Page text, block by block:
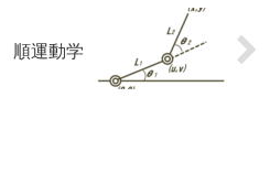
順運動学